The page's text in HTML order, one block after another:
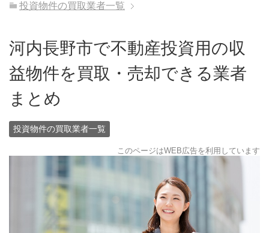
投資物件の買取業者一覧
河内長野市で不動産投資用の収
益物件を買取・売却できる業者
まとめ
投資物件の買取業者一覧
このページはWEB広告を利用しています